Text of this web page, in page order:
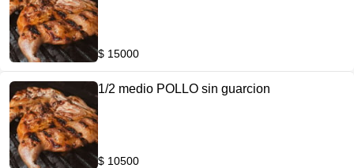
$ 15000
1/2 medio POLLO sin guarcion
$ 10500